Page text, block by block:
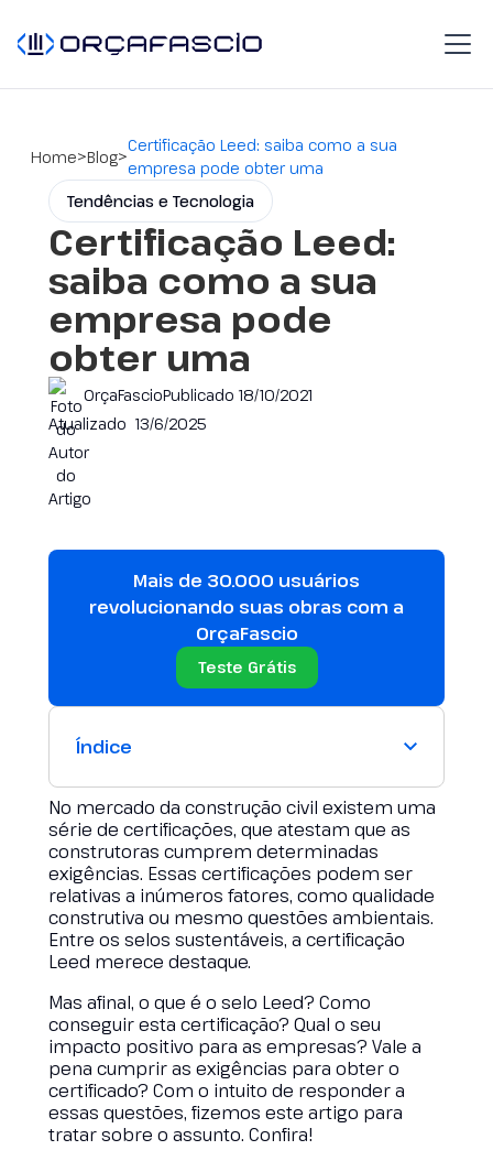
Home>Blog>Certificação Leed: saiba como a sua
empresa pode obter uma
Tendências e Tecnologia
Certificação Leed:
saiba como a sua
empresa pode
obter uma
OrçaFascioPublicado18/10/2021
Atualizado13/6/2025
Mais de 30.000 usuários
revolucionando suas obras com a
OrçaFascio
Teste Grátis
Índice
No mercado da construção civil existem uma
série de certificações, que atestam que as
construtoras cumprem determinadas
exigências. Essas certificações podem ser
relativas a inúmeros fatores, como qualidade
construtiva ou mesmo questões ambientais.
Entre os selos sustentáveis, a certificação
Leed merece destaque.
Mas afinal, o que é o selo Leed? Como
conseguir esta certificação? Qual o seu
impacto positivo para as empresas? Vale a
pena cumprir as exigências para obter o
certificado? Com o intuito de responder a
essas questões, fizemos este artigo para
tratar sobre o assunto. Confira!